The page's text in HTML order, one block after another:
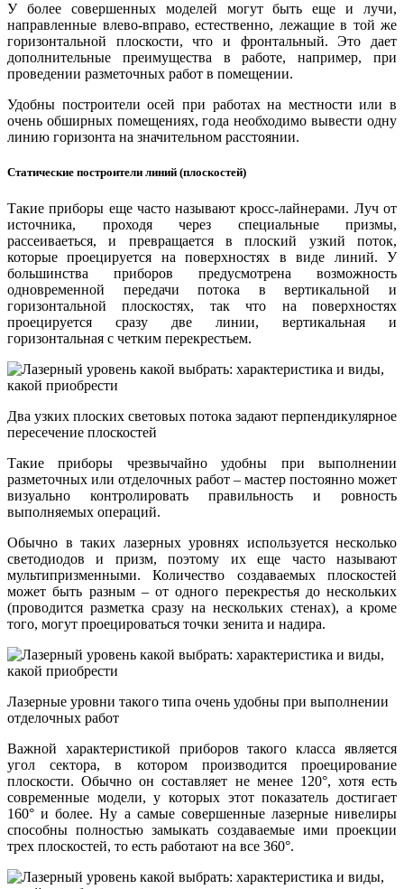
У более совершенных моделей могут быть еще и лучи,
направленные влево-вправо, естественно, лежащие в той же
горизонтальной плоскости, что и фронтальный. Это дает
дополнительные преимущества в работе, например, при
проведении разметочных работ в помещении.
Удобны построители осей при работах на местности или в
очень обширных помещениях, года необходимо вывести одну
линию горизонта на значительном расстоянии.
Статические построители линий (плоскостей)
Такие приборы еще часто называют кросс-лайнерами. Луч от
источника, проходя через специальные призмы,
рассеиваеться, и превращается в плоский узкий поток,
которые проецируется на поверхностях в виде линий. У
большинства приборов предусмотрена возможность
одновременной передачи потока в вертикальной и
горизонтальной плоскостях, так что на поверхностях
проецируется сразу две линии, вертикальная и
горизонтальная с четким перекрестьем.
Два узких плоских световых потока задают перпендикулярное
пересечение плоскостей
Такие приборы чрезвычайно удобны при выполнении
разметочных или отделочных работ – мастер постоянно может
визуально контролировать правильность и ровность
выполняемых операций.
Обычно в таких лазерных уровнях используется несколько
светодиодов и призм, поэтому их еще часто называют
мультипризменными. Количество создаваемых плоскостей
может быть разным – от одного перекрестья до нескольких
(проводится разметка сразу на нескольких стенах), а кроме
того, могут проецироваться точки зенита и надира.
Лазерные уровни такого типа очень удобны при выполнении
отделочных работ
Важной характеристикой приборов такого класса является
угол сектора, в котором производится проецирование
плоскости. Обычно он составляет не менее 120°, хотя есть
современные модели, у которых этот показатель достигает
160° и более. Ну а самые совершенные лазерные нивелиры
способны полностью замыкать создаваемые ими проекции
трех плоскостей, то есть работают на все 360°.